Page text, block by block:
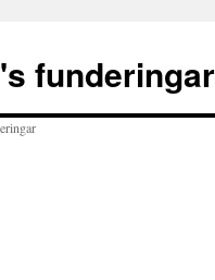
funderingar